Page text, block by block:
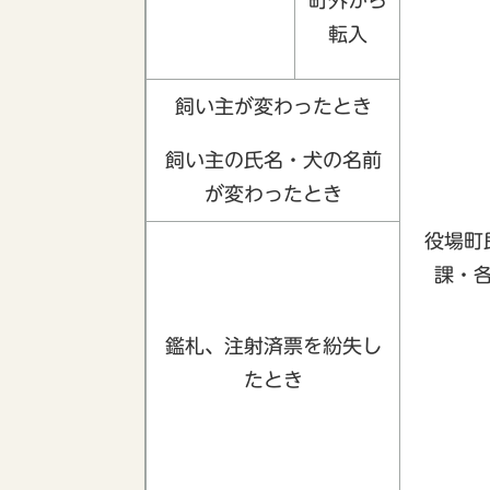
転入
役場町
課・
飼い主が変わったとき
飼い主の氏名・犬の名前
が変わったとき
鑑札、注射済票を紛失し
たとき